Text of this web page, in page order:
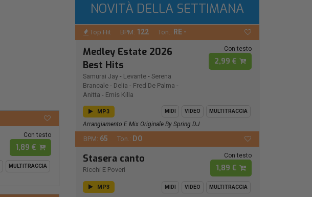
Con testo
1,89 €
MULTITRACCIA
NOVITÀ DELLA SETTIMANA
Top Hit BPM: 122 Ton.: RE -
Medley Estate 2026
Best Hits
Samurai Jay - Levante - Serena
Brancale - Delia - Fred De Palma -
Anitta - Emis Killa
Con testo
2,99 €
MP3 MIDI VIDEO MULTITRACCIA
Arrangiamento E Mix Originale By Spring DJ
BPM: 65 Ton.: DO
Stasera canto
Ricchi E Poveri
Con testo
1,89 €
MP3 MIDI VIDEO MULTITRACCIA